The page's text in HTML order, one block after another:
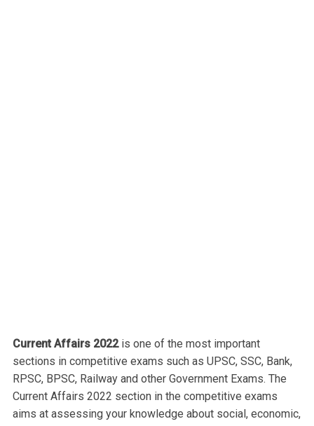
Current Affairs 2022is one of the most important
sections in competitive exams such as UPSC, SSC, Bank,
RPSC, BPSC, Railway and other Government Exams. The
Current Affairs 2022 section in the competitive exams
aims at assessing your knowledge about social, economic,